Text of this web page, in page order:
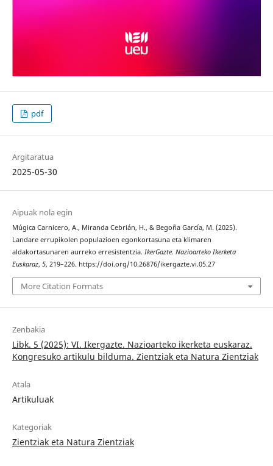
pdf
Argitaratua
2025-05-30
Aipuak nola egin
Múgica Carnicero, A., Miranda Cebrián, H., & Begoña García, M. (2025).
Landare errupikolen populazioen egonkortasuna eta klimaren
aldakortasunaren aurreko erresistentzia. IkerGazte. Nazioarteko Ikerketa
Euskaraz, 5, 219–226. https://doi.org/10.26876/ikergazte.vi.05.27
More Citation Formats
Zenbakia
Libk. 5 (2025): VI. Ikergazte. Nazioarteko ikerketa euskaraz.
Kongresuko artikulu bilduma. Zientziak eta Natura Zientziak
Atala
Artikuluak
Kategoriak
Zientziak eta Natura Zientziak